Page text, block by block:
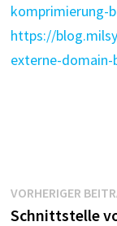
komprimierung-
https://
externe-
VORHERIGER
Schnittstelle